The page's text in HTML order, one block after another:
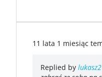
11 lata 1 miesiąc
Replied by lukasz2